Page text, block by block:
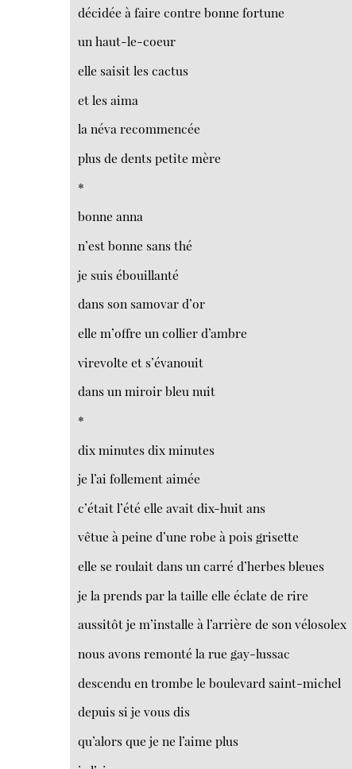
décidée à faire contre bonne fortune
un haut-le-coeur
elle saisit les cactus
et les aima
la néva recommencée
plus de dents petite mère
*
bonne anna
n’est bonne sans thé
je suis ébouillanté
dans son samovar d’or
elle m’offre un collier d’ambre
virevolte et s’évanouit
dans un miroir bleu nuit
*
dix minutes dix minutes
je l’ai follement aimée
c’était l’été elle avait dix-huit ans
vêtue à peine d’une robe à pois grisette
elle se roulait dans un carré d’herbes bleues
je la prends par la taille elle éclate de rire
aussitôt je m’installe à l’arrière de son vélosolex
nous avons remonté la rue gay-lussac
descendu en trombe le boulevard saint-michel
depuis si je vous dis
qu’alors que je ne l’aime plus